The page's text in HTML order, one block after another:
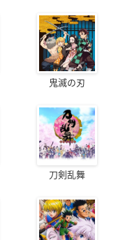
鬼滅の刃
刀剣乱舞